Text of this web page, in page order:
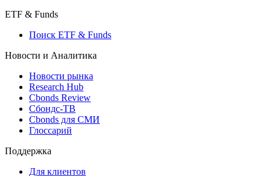
ETF & Funds
Поиск ETF & Funds
Новости и Аналитика
Новости рынка
Research Hub
Cbonds Review
Сбондс-ТВ
Cbonds для СМИ
Глоссарий
Поддержка
Для клиентов